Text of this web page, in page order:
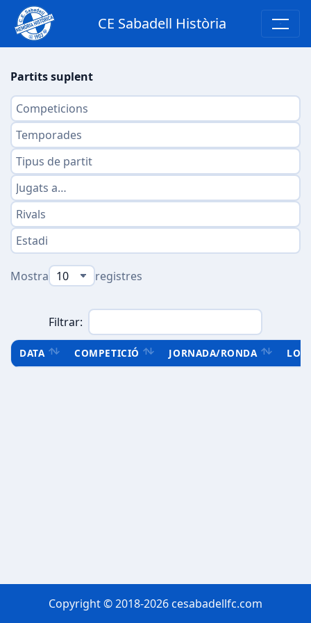
CE Sabadell Història
Partits suplent
Mostra registres
Filtrar:
DATA COMPETICIÓ JORNADA/RONDA
Copyright © 2018-2026 cesabadellfc.com